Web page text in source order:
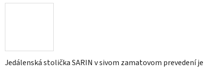
Jedálenská stolička SARIN v sivom zamatovom prevedení je